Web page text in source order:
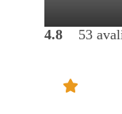
4.8 53